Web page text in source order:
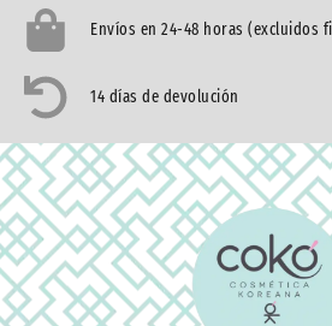
Envíos en 24-48 horas (excluidos
14 días de devolución